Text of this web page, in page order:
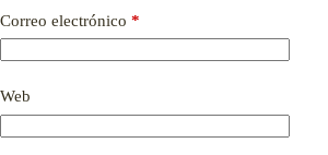
Correo electrónico *
Web